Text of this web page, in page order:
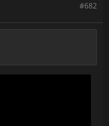
#682